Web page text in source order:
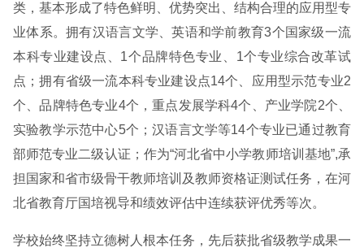
类，基本形成了特色鲜明、优势突出、结构合理的应用型专
业体系。拥有汉语言文学、英语和学前教育3个国家级一流
本科专业建设点、1个品牌特色专业、1个专业综合改革试
点；拥有省级一流本科专业建设点14个、应用型示范专业2
个、品牌特色专业4个，重点发展学科4个、产业学院2个、
实验教学示范中心5个；汉语言文学等14个专业已通过教育
部师范专业二级认证；作为“河北省中小学教师培训基地”,承
担国家和省市级骨干教师培训及教师资格证测试任务，在河
北省教育厅国培视导和绩效评估中连续获评优秀等次。
学校始终坚持立德树人根本任务，先后获批省级教学成果一